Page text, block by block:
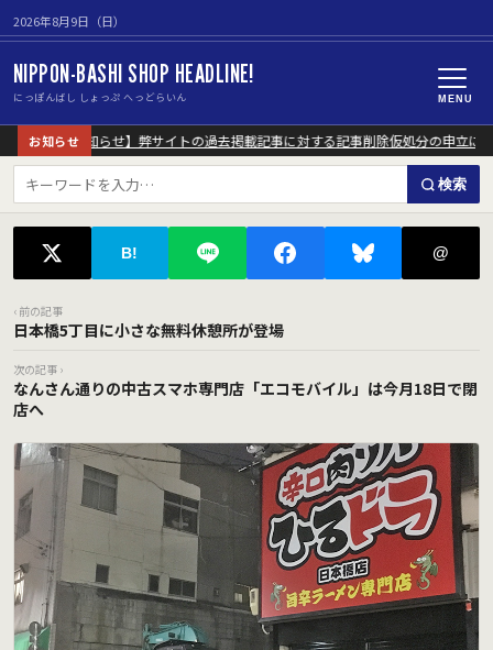
2026年8月9日（日）
NIPPON-BASHI SHOP HEADLINE!
にっぽんばし しょっぷ へっどらいん MENU
お知らせ
【重要なお知らせ】弊サイトの過去掲載記事に対する記事削除仮処分の申立につ
検索
B! @
‹ 前の記事
日本橋5丁目に小さな無料休憩所が登場
次の記事 ›
なんさん通りの中古スマホ専門店「エコモバイル」は今月18日で閉
店へ